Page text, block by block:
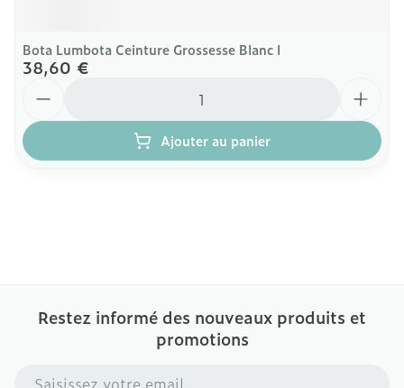
Bota Lumbota Ceinture Grossesse Blanc l
38,60 €
Ajouter au panier
Restez informé des nouveaux produits et
promotions
Adresse mail